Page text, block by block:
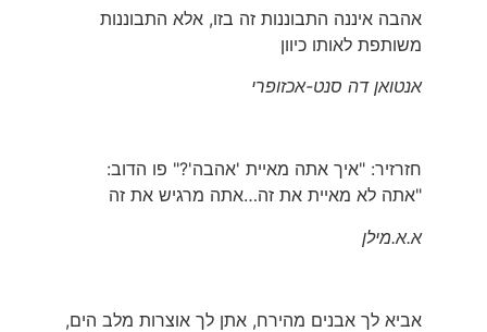
אהבה איננה התבוננות זה בזו, אלא התבוננות
משותפת לאותו כיוון
אנטואן דה סנט-אכזופרי
חזרזיר: "איך אתה מאיית 'אהבה'?" פו הדוב:
"אתה לא מאיית את זה…אתה מרגיש את זה
א.א.מילן
אביא לך אבנים מהירח, אתן לך אוצרות מלב הים,